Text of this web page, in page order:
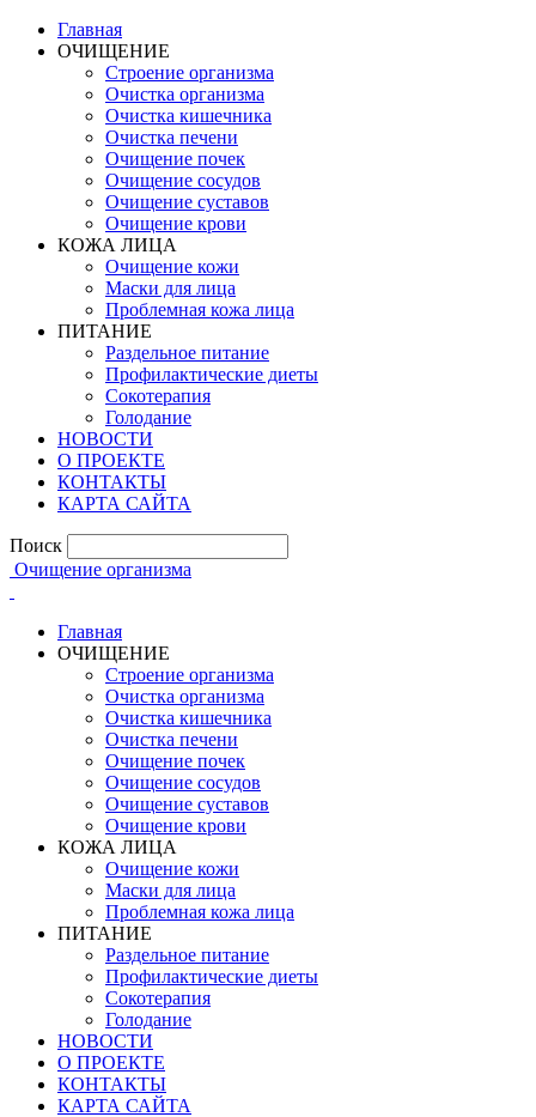
Главная
ОЧИЩЕНИЕ
Строение организма
Очистка организма
Очистка кишечника
Очистка печени
Очищение почек
Очищение сосудов
Очищение суставов
Очищение крови
КОЖА ЛИЦА
Очищение кожи
Маски для лица
Проблемная кожа лица
ПИТАНИЕ
Раздельное питание
Профилактические диеты
Сокотерапия
Голодание
НОВОСТИ
О ПРОЕКТЕ
КОНТАКТЫ
КАРТА САЙТА
Поиск
Очищение организма
Главная
ОЧИЩЕНИЕ
Строение организма
Очистка организма
Очистка кишечника
Очистка печени
Очищение почек
Очищение сосудов
Очищение суставов
Очищение крови
КОЖА ЛИЦА
Очищение кожи
Маски для лица
Проблемная кожа лица
ПИТАНИЕ
Раздельное питание
Профилактические диеты
Сокотерапия
Голодание
НОВОСТИ
О ПРОЕКТЕ
КОНТАКТЫ
КАРТА САЙТА